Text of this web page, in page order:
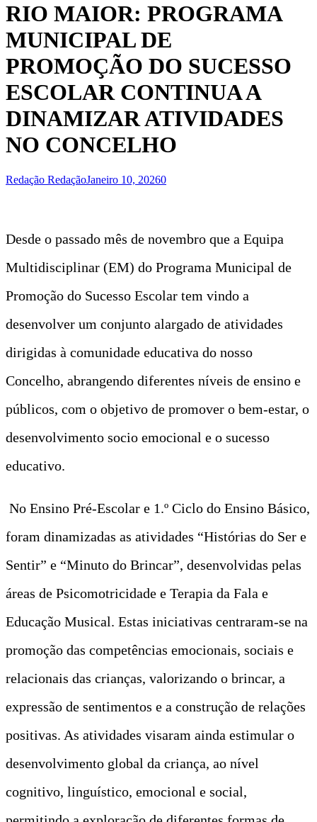
RIO MAIOR: PROGRAMA
MUNICIPAL DE
PROMOÇÃO DO SUCESSO
ESCOLAR CONTINUA A
DINAMIZAR ATIVIDADES
NO CONCELHO
Redação RedaçãoJaneiro 10, 20260
Desde o passado mês de novembro que a Equipa
Multidisciplinar (EM) do Programa Municipal de
Promoção do Sucesso Escolar tem vindo a
desenvolver um conjunto alargado de atividades
dirigidas à comunidade educativa do nosso
Concelho, abrangendo diferentes níveis de ensino e
públicos, com o objetivo de promover o bem-estar, o
desenvolvimento socio emocional e o sucesso
educativo.
No Ensino Pré-Escolar e 1.º Ciclo do Ensino Básico,
foram dinamizadas as atividades “Histórias do Ser e
Sentir” e “Minuto do Brincar”, desenvolvidas pelas
áreas de Psicomotricidade e Terapia da Fala e
Educação Musical. Estas iniciativas centraram-se na
promoção das competências emocionais, sociais e
relacionais das crianças, valorizando o brincar, a
expressão de sentimentos e a construção de relações
positivas. As atividades visaram ainda estimular o
desenvolvimento global da criança, ao nível
cognitivo, linguístico, emocional e social,